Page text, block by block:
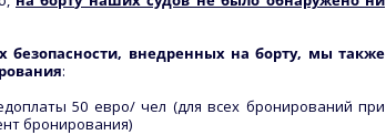
внедренных на борту, мы также
:
50 евро/ чел (для всех бронирований при
бронирования)